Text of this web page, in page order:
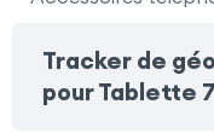
Tracker de
pour Tablette